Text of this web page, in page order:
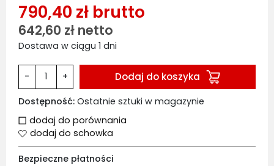
790,40 zł brutto
642,60 zł netto
Dostawa w ciągu 1 dni
- + Dodaj do koszyka
Dostępność: Ostatnie sztuki w magazynie
dodaj do porównania
dodaj do schowka
Bezpieczne płatności